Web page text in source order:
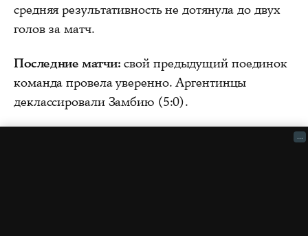
средняя результативность не дотянула до двух
голов за матч.
Последние матчи: свой предыдущий поединок
команда провела уверенно. Аргентинцы
деклассировали Замбию (5:0).
...